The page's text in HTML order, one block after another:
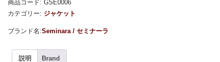
商品コード: GSE0006
カテゴリー: ジャケット
Seminara / セミナーラ
説明 Brand